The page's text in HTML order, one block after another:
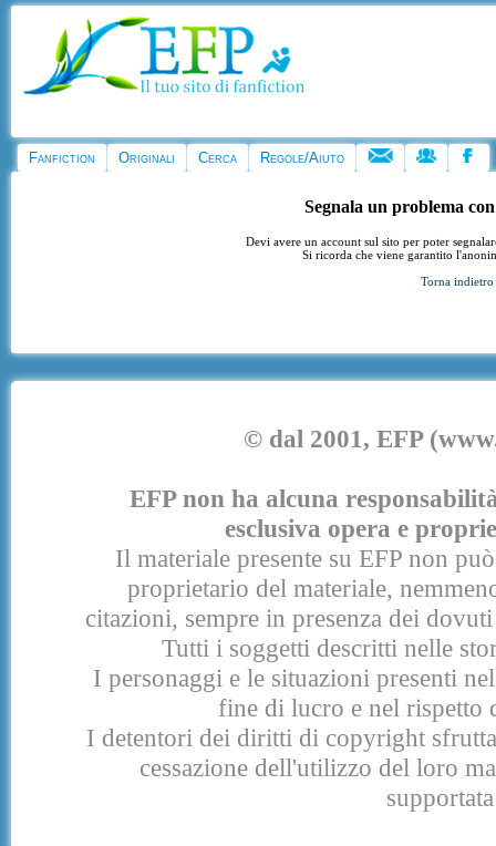
Fanfiction Originali Cerca Regole/Aiuto
Segnala un problema
Devi avere un account sul sito per poter
Si ricorda che viene garantito
Torna indietro
© dal 2001, EFP
EFP non ha alcuna
esclusiva opera e
Il materiale presente su EFP non
proprietario del materiale,
citazioni, sempre in presenza dei
Tutti i soggetti descritti nelle
I personaggi e le situazioni presenti
fine di lucro e nel rispetto
I detentori dei diritti di copyright
cessazione dell'utilizzo del loro